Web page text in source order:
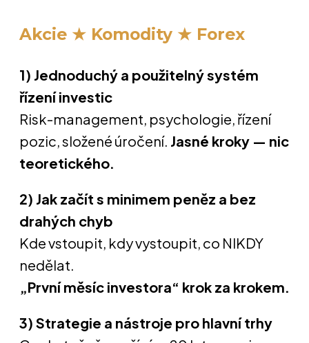
Akcie ★ Komodity ★ Forex
1) Jednoduchý a použitelný systém
řízení investic
Risk-management, psychologie, řízení
pozic, složené úročení. Jasné kroky — nic
teoretického.
2) Jak začít s minimem peněz a bez
drahých chyb
Kde vstoupit, kdy vystoupit, co NIKDY
nedělat.
„První měsíc investora“ krok za krokem.
3) Strategie a nástroje pro hlavní trhy